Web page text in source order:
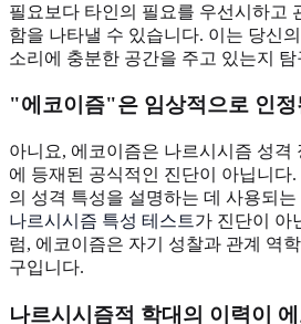
필요보다 타인의 필요를 우선시하고
함을 나타낼 수 있습니다. 이는 당신
소리에 충분한 공간을 주고 있는지
"에코이즘"은 임상적으로 인정
아니요, 에코이즘은 나르시시즘 성격
에 등재된 공식적인 진단이 아닙니다
의 성격 특성을 설명하는 데 사용되
나르시시즘 특성 테스트가 진단이 아
럼, 에코이즘은 자기 성찰과 관계 역
구입니다.
나르시시즘적 학대의 이력이